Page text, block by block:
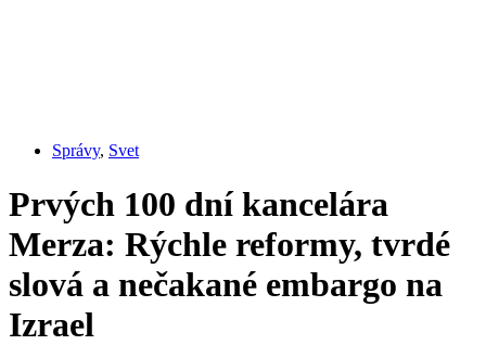
Správy, Svet
Prvých 100 dní kancelára
Merza: Rýchle reformy, tvrdé
slová a nečakané embargo na
Izrael